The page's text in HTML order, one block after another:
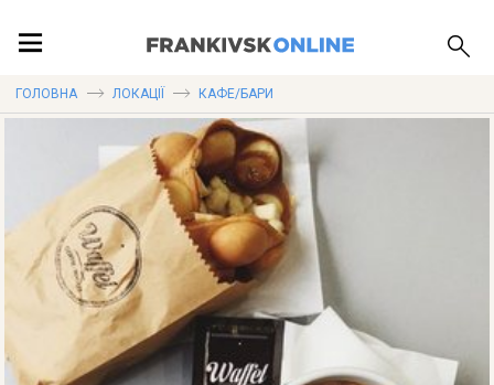
ЛОКАЦІЇ
ПУБЛІКАЦІЇ
ГОЛОВНА ЛОКАЦІЇ КАФЕ/БАРИ